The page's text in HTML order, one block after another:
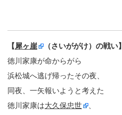
【犀ヶ崖
（さいががけ）の戦い】
徳川家康が命からがら
浜松城へ逃げ帰ったその夜、
同夜、一矢報いようと考えた
徳川家康は大久保忠世